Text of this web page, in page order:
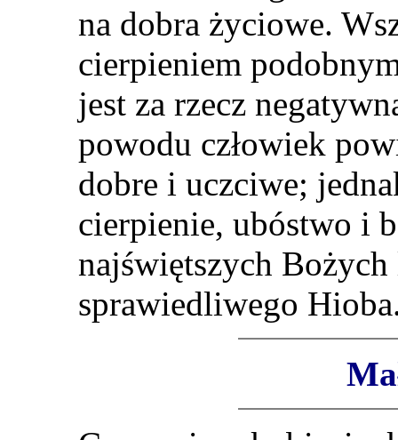
na dobra życiowe.
cierpieniem
jest za rzecz
powodu człowiek
dobre i uczciwe;
cierpienie, ubóstwo i
najświętszych
sprawiedliwego